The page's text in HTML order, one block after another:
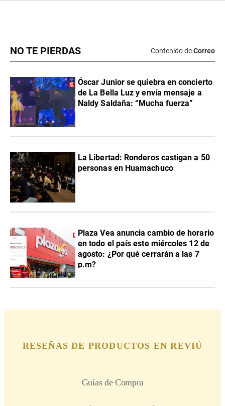
NO TE PIERDAS Contenido deCorreo
Óscar Junior se quiebra en concierto
de La Bella Luz y envía mensaje a
Naldy Saldaña: “Mucha fuerza”
La Libertad: Ronderos castigan a 50
personas en Huamachuco
Plaza Vea anuncia cambio de horario
en todo el país este miércoles 12 de
agosto: ¿Por qué cerrarán a las 7
p.m?